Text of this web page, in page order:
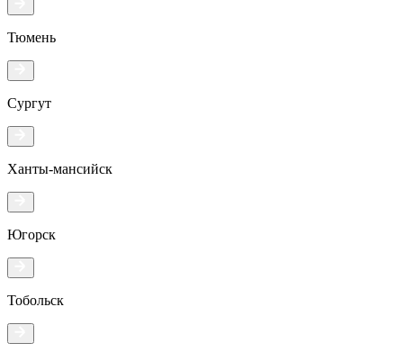
Тюмень
Сургут
Ханты-мансийск
Югорск
Тобольск